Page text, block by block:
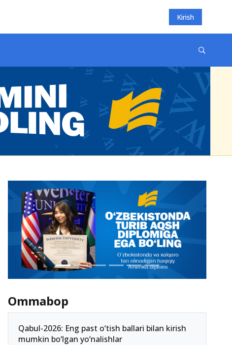
Kirish
Ommabop
Qabul-2026: Eng past o‘tish ballari bilan kirish
mumkin bo‘lgan yo‘nalishlar